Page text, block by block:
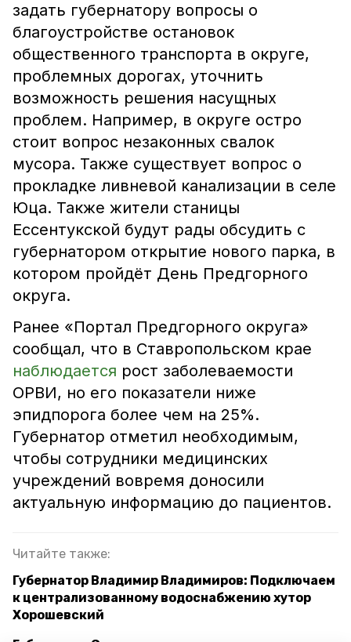
задать губернатору вопросы о
благоустройстве остановок
общественного транспорта в округе,
проблемных дорогах, уточнить
возможность решения насущных
проблем. Например, в округе остро
стоит вопрос незаконных свалок
мусора. Также существует вопрос о
прокладке ливневой канализации в селе
Юца. Также жители станицы
Ессентукской будут рады обсудить с
губернатором открытие нового парка, в
котором пройдёт День Предгорного
округа.
Ранее «Портал Предгорного округа»
сообщал, что в Ставропольском крае
наблюдается рост заболеваемости
ОРВИ, но его показатели ниже
эпидпорога более чем на 25%.
Губернатор отметил необходимым,
чтобы сотрудники медицинских
учреждений вовремя доносили
актуальную информацию до пациентов.
Читайте также:
Губернатор Владимир Владимиров: Подключаем
к централизованному водоснабжению хутор
Хорошевский